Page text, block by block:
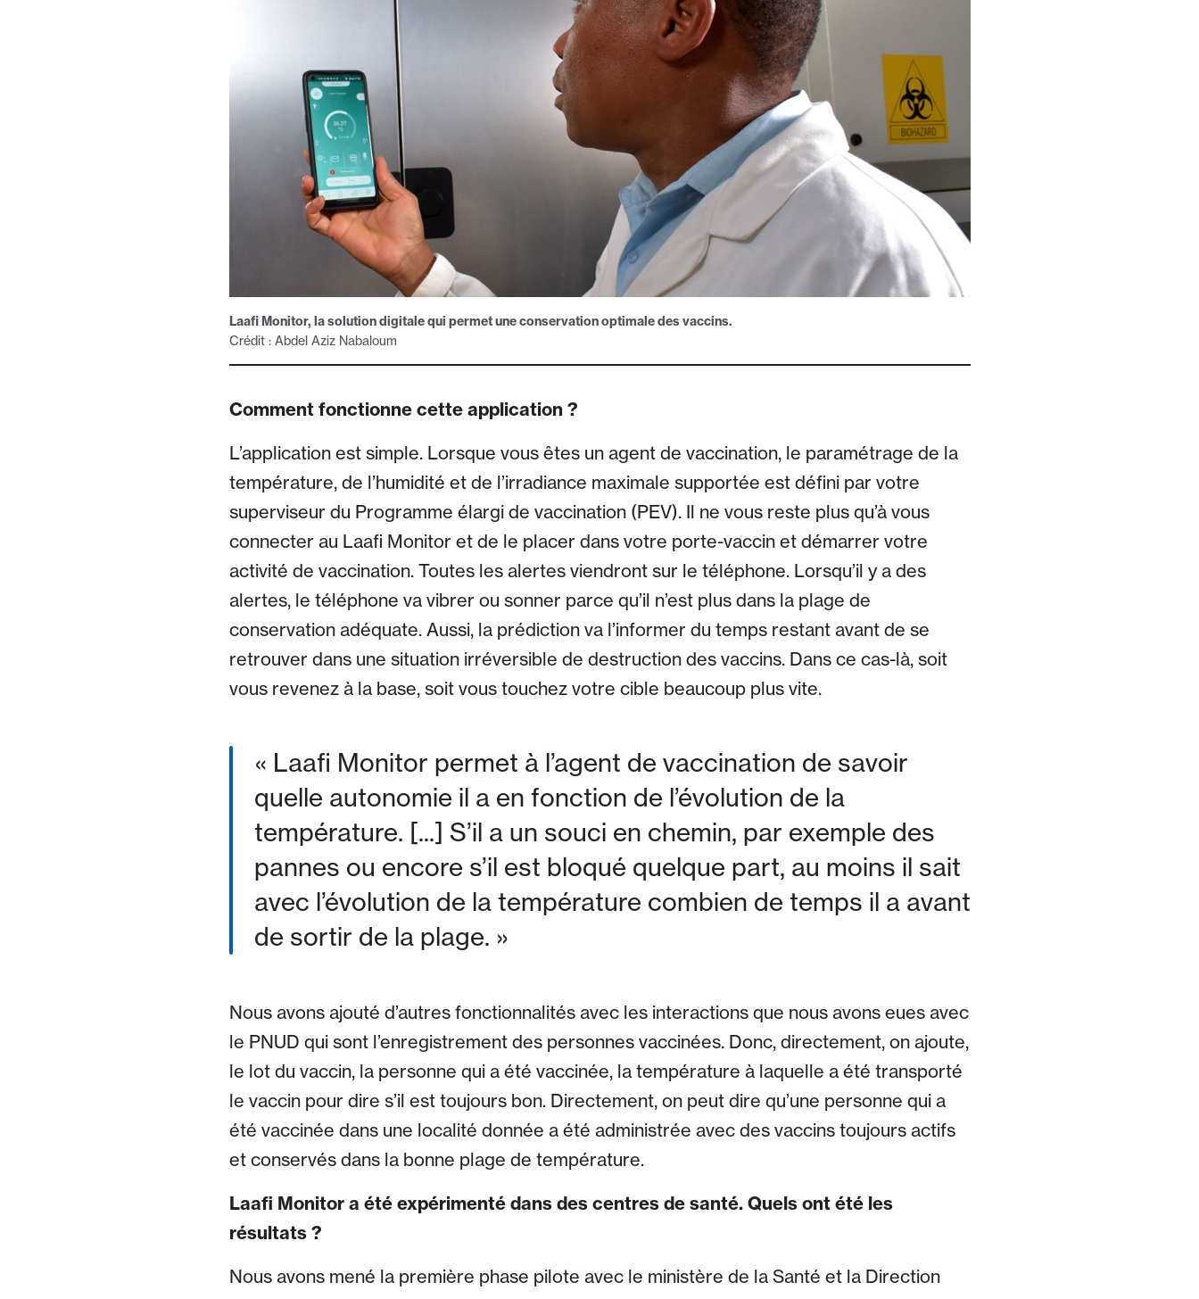
Laafi Monitor, la solution digitale qui permet une conservation optimale des vaccins.
Crédit : Abdel Aziz Nabaloum
Comment fonctionne cette application ?
L’application est simple. Lorsque vous êtes un agent de vaccination, le paramétrage de la
température, de l’humidité et de l’irradiance maximale supportée est défini par votre
superviseur du Programme élargi de vaccination (PEV). Il ne vous reste plus qu’à vous
connecter au Laafi Monitor et de le placer dans votre porte-vaccin et démarrer votre
activité de vaccination. Toutes les alertes viendront sur le téléphone. Lorsqu’il y a des
alertes, le téléphone va vibrer ou sonner parce qu’il n’est plus dans la plage de
conservation adéquate. Aussi, la prédiction va l’informer du temps restant avant de se
retrouver dans une situation irréversible de destruction des vaccins. Dans ce cas-là, soit
vous revenez à la base, soit vous touchez votre cible beaucoup plus vite.
« Laafi Monitor permet à l’agent de vaccination de savoir
quelle autonomie il a en fonction de l’évolution de la
température. [...] S’il a un souci en chemin, par exemple des
pannes ou encore s’il est bloqué quelque part, au moins il sait
avec l’évolution de la température combien de temps il a avant
de sortir de la plage. »
Nous avons ajouté d’autres fonctionnalités avec les interactions que nous avons eues avec
le PNUD qui sont l’enregistrement des personnes vaccinées. Donc, directement, on ajoute,
le lot du vaccin, la personne qui a été vaccinée, la température à laquelle a été transporté
le vaccin pour dire s’il est toujours bon. Directement, on peut dire qu’une personne qui a
été vaccinée dans une localité donnée a été administrée avec des vaccins toujours actifs
et conservés dans la bonne plage de température.
Laafi Monitor a été expérimenté dans des centres de santé. Quels ont été les
résultats ?
Nous avons mené la première phase pilote avec le ministère de la Santé et la Direction